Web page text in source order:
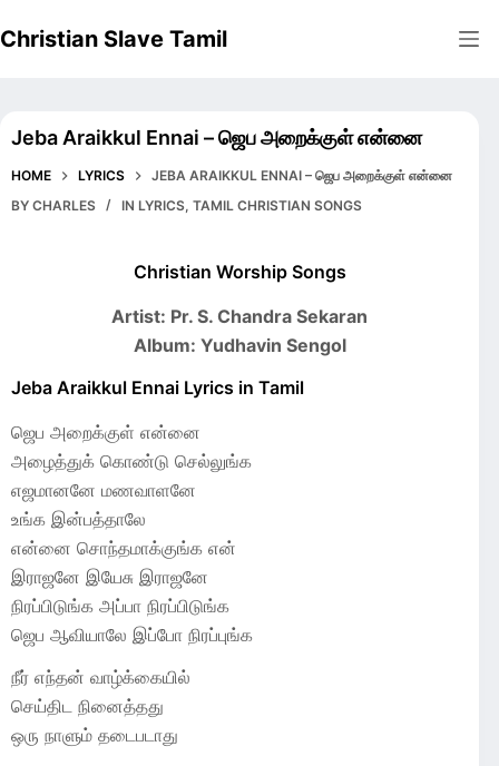
to
Christian Slave Tamil
Jeba Araikkul Ennai – ஜெப அறைக்குள் என்னை
HOME LYRICS
JEBA ARAIKKUL ENNAI – ஜெப அறைக்குள் என்னை
BY CHARLES IN LYRICS,TAMIL CHRISTIAN SONGS
Christian Worship Songs
Artist: Pr. S. Chandra Sekaran
Album: Yudhavin Sengol
Jeba Araikkul Ennai Lyrics in Tamil
ஜெப அறைக்குள் என்னை
அழைத்துக் கொண்டு செல்லுங்க
எஜமானனே மணவாளனே
உங்க இன்பத்தாலே
என்னை சொந்தமாக்குங்க என்
இராஜனே இயேசு இராஜனே
நிரப்பிடுங்க அப்பா நிரப்பிடுங்க
ஜெப ஆவியாலே இப்போ நிரப்புங்க
நீர் எந்தன் வாழ்க்கையில்
செய்திட நினைத்தது
ஒரு நாளும் தடைபடாது